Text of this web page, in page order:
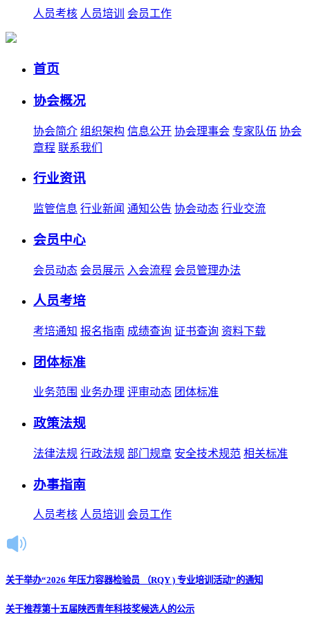
人员考核 人员培训 会员工作
首页
协会概况
协会简介 组织架构 信息公开 协会理事会 专家队伍 协会
章程 联系我们
行业资讯
监管信息 行业新闻 通知公告 协会动态 行业交流
会员中心
会员动态 会员展示 入会流程 会员管理办法
人员考培
考培通知 报名指南 成绩查询 证书查询 资料下载
团体标准
业务范围 业务办理 评审动态 团体标准
政策法规
法律法规 行政法规 部门规章 安全技术规范 相关标准
办事指南
人员考核 人员培训 会员工作
关于举办“2026 年压力容器检验员 （RQY ) 专业培训活动”的通知
关于推荐第十五届陕西青年科技奖候选人的公示